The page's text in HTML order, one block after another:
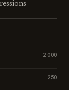
2 000
250